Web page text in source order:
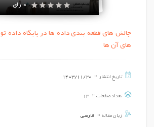
0 رای
چالش های قطعه بندی داده ها در پایگاه داده
های آن ها
تاریخ انتشار 1403/11/20
تعداد صفحات 13
زبان مقاله فارسی